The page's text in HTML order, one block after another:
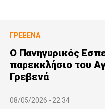
ΓΡΕΒΕΝΆ
Ο Πανηγυρικός
παρεκκλήσιο του
Γρεβενά
08/05/2026 - 22:34